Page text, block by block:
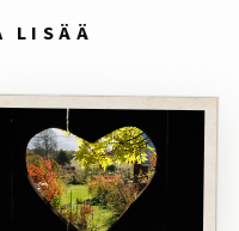
LISÄÄ